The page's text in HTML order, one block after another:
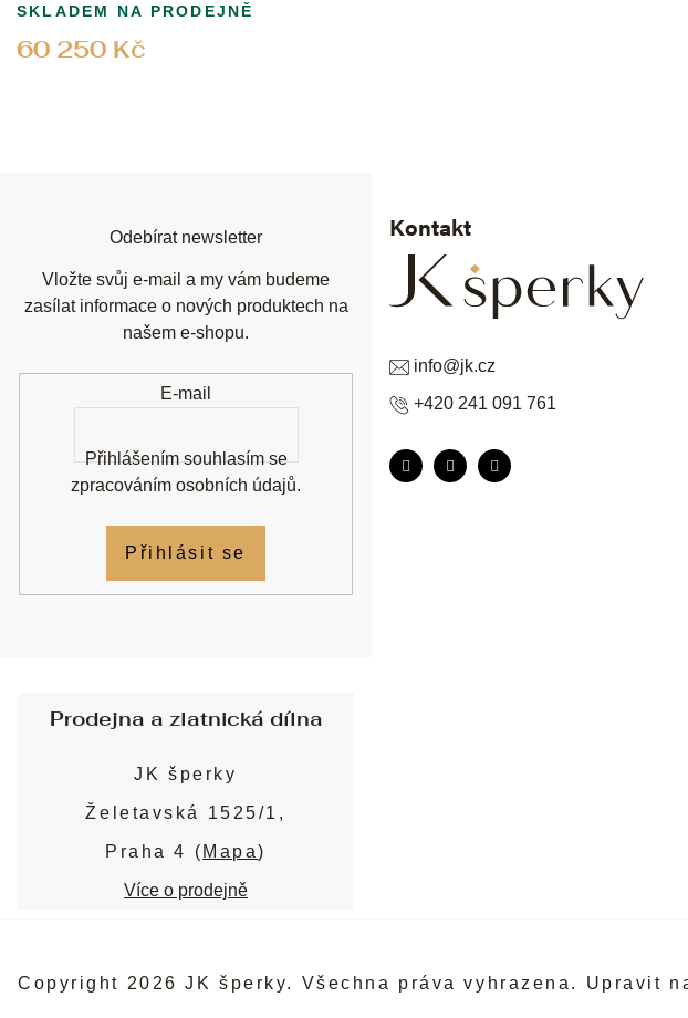
60 250 Kč
SKLADEM NA PRODEJNĚ
Kontakt
info@jk.cz
+420 241 091 761
Odebírat newsletter
Vložte svůj e-mail a my vám budeme
zasílat informace o nových produktech na
našem e-shopu.
E-mail
Přihlášením souhlasím se
zpracováním osobních údajů.
Přihlásit se
Prodejna a zlatnická dílna
JK šperky
Želetavská 1525/1,
Praha 4 ( Mapa)
Více o prodejně
Copyright 2026JK šperky. Všechna práva vyhrazena. Upravit